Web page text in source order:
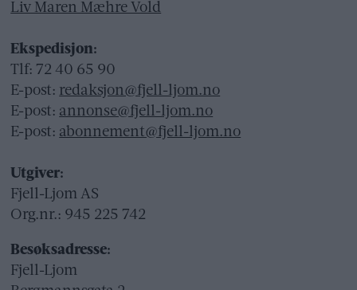
Liv Maren Mæhre Vold
Ekspedisjon:
Tlf: 72 40 65 90
E-post: redaksjon@fjell-ljom.no
E-post: annonse@fjell-ljom.no
E-post: abonnement@fjell-ljom.no
Utgiver:
Fjell-Ljom AS
Org.nr.: 945 225 742
Besøksadresse:
Fjell-Ljom